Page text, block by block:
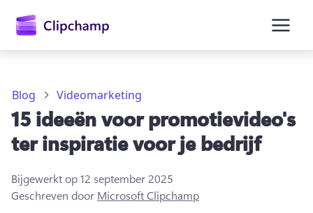
Blog Videomarketing
15 ideeën voor promotievideo's
ter inspiratie voor je bedrijf
Bijgewerkt op12 september 2025
Geschreven door Microsoft Clipchamp